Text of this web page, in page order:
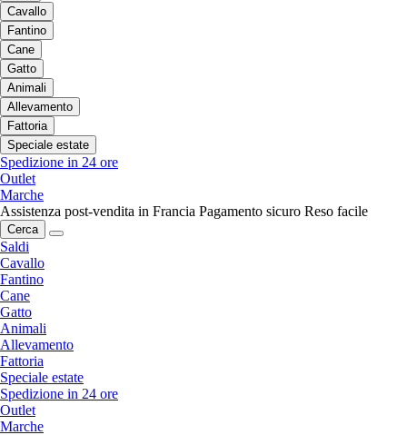
Cavallo
Fantino
Cane
Gatto
Animali
Allevamento
Fattoria
Speciale estate
Spedizione in 24 ore
Outlet
Marche
Assistenza post-vendita in Francia Pagamento sicuro Reso facile
Cerca
Saldi
Cavallo
Fantino
Cane
Gatto
Animali
Allevamento
Fattoria
Speciale estate
Spedizione in 24 ore
Outlet
Marche